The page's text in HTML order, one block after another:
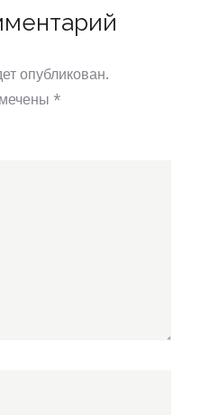
опубликован.
*